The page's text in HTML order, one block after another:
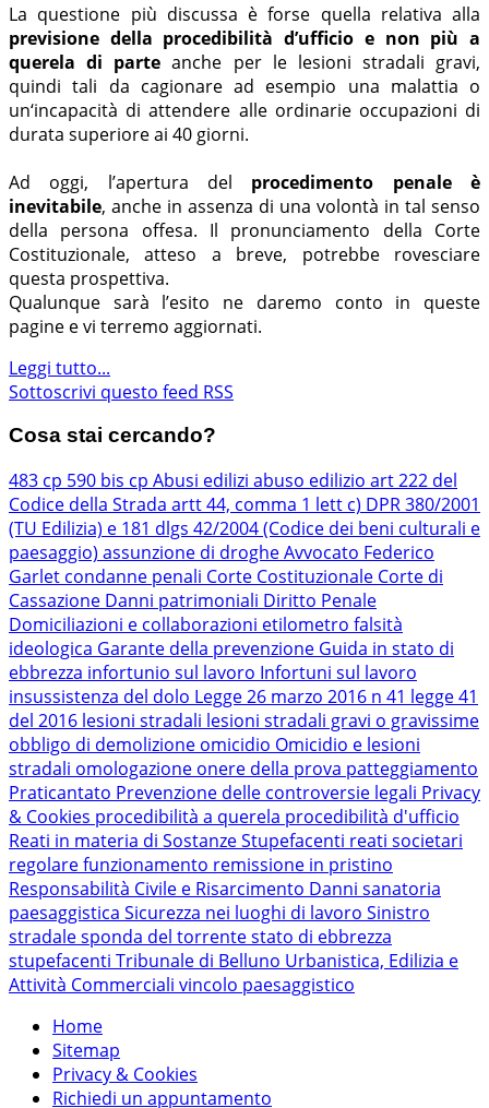
La questione più discussa è forse quella relativa alla
previsione della procedibilità d’ufficio e non più a
querela di parte anche per le lesioni stradali gravi,
quindi tali da cagionare ad esempio una malattia o
un‘incapacità di attendere alle ordinarie occupazioni di
durata superiore ai 40 giorni.
Ad oggi, l’apertura del procedimento penale è
inevitabile, anche in assenza di una volontà in tal senso
della persona offesa. Il pronunciamento della Corte
Costituzionale, atteso a breve, potrebbe rovesciare
questa prospettiva.
Qualunque sarà l’esito ne daremo conto in queste
pagine e vi terremo aggiornati.
Leggi tutto...
Sottoscrivi questo feed RSS
Cosa stai cercando?
483 cp 590 bis cp Abusi edilizi abuso edilizio art 222 del
Codice della Strada artt 44, comma 1 lett c) DPR 380/2001
(TU Edilizia) e 181 dlgs 42/2004 (Codice dei beni culturali e
paesaggio) assunzione di drogheAvvocato Federico
Garlet condanne penali Corte Costituzionale Corte di
Cassazione Danni patrimoniali Diritto Penale
Domiciliazioni e collaborazioni etilometro falsità
ideologica Garante della prevenzione Guida in stato di
ebbrezza infortunio sul lavoro Infortuni sul lavoro
insussistenza del dolo Legge 26 marzo 2016 n 41 legge 41
del 2016 lesioni stradali lesioni stradali gravi o gravissime
obbligo di demolizione omicidio Omicidio e lesioni
stradali omologazione onere della prova patteggiamento
Praticantato Prevenzione delle controversie legali Privacy
& Cookies procedibilità a querela procedibilità d'ufficio
Reati in materia di Sostanze Stupefacenti reati societari
regolare funzionamento remissione in pristino
Responsabilità Civile e Risarcimento Danni sanatoria
paesaggistica Sicurezza nei luoghi di lavoro Sinistro
stradalesponda del torrentestato di ebbrezza
stupefacenti Tribunale di Belluno Urbanistica, Edilizia e
Attività Commerciali vincolo paesaggistico
Home
Sitemap
Privacy & Cookies
Richiedi un appuntamento